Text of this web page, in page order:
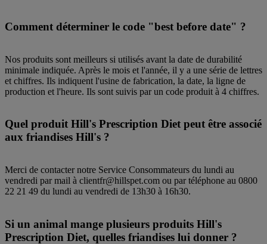
Comment déterminer le code "best before date" ?
Nos produits sont meilleurs si utilisés avant la date de durabilité
minimale indiquée. Après le mois et l'année, il y a une série de lettres
et chiffres. Ils indiquent l'usine de fabrication, la date, la ligne de
production et l'heure. Ils sont suivis par un code produit à 4 chiffres.
Quel produit Hill's Prescription Diet peut être associé
aux friandises Hill's ?
Merci de contacter notre Service Consommateurs du lundi au
vendredi par mail à clientfr@hillspet.com ou par téléphone au 0800
22 21 49 du lundi au vendredi de 13h30 à 16h30.
Si un animal mange plusieurs produits Hill's
Prescription Diet, quelles friandises lui donner ?